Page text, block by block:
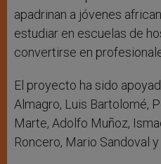
apadrinan a jóvenes
estudiar en escuelas de
convertirse en
El proyecto ha sido
Almagro, Luis Bartolomé,
Marte, Adolfo Muñoz,
Roncero, Mario Sandoval